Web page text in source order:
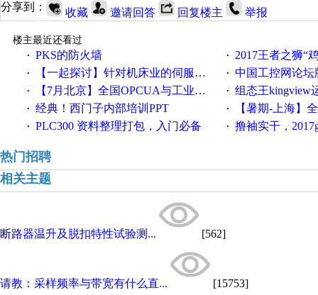
分享到： 收藏 邀请回答 回复楼主 举报
楼主最近还看过
· PKS的防火墙 · 2017王者之狮“鸡”情签到
· 【一起探讨】针对机床业的伺服系统发展，您的期望是什么？ · 中国工控网论坛版
· 【7月北京】全国OPCUA与工业互联技术培训班通知！ · 组态王kingview
· 经典！西门子内部培训PPT · 【暑期-上海】全国工业
· PLC300 资料整理打包，入门必备 · 撸袖实干，2017gongkong®第
热门招聘
相关主题
断路器温升及脱扣特性试验测... [562]
请教：采样频率与带宽有什么直... [15753]